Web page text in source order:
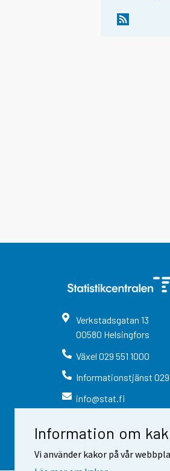
Information om
Vi använder kakor på vår
Verkstadsgatan 13
00580 Helsingfors
Växel 029 551 1000
Informationstjänst
info@stat.fi